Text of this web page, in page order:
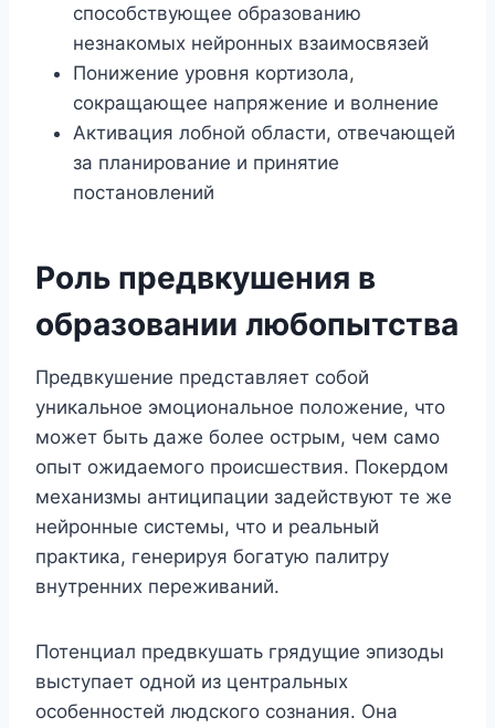
способствующее образованию
незнакомых нейронных взаимосвязей
Понижение уровня кортизола,
сокращающее напряжение и волнение
Активация лобной области, отвечающей
за планирование и принятие
постановлений
Роль предвкушения в
образовании любопытства
Предвкушение представляет собой
уникальное эмоциональное положение, что
может быть даже более острым, чем само
опыт ожидаемого происшествия. Покердом
механизмы антиципации задействуют те же
нейронные системы, что и реальный
практика, генерируя богатую палитру
внутренних переживаний.
Потенциал предвкушать грядущие эпизоды
выступает одной из центральных
особенностей людского сознания. Она